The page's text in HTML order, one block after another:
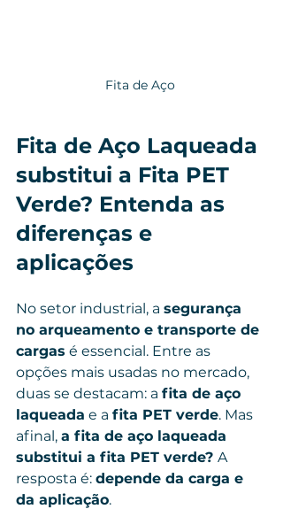
Fita de Aço
Fita de Aço Laqueada
substitui a Fita PET
Verde? Entenda as
diferenças e
aplicações
No setor industrial, a segurança
no arqueamento e transporte de
cargas é essencial. Entre as
opções mais usadas no mercado,
duas se destacam: a fita de aço
laqueada e a fita PET verde. Mas
afinal, a fita de aço laqueada
substitui a fita PET verde? A
resposta é: depende da carga e
da aplicação.